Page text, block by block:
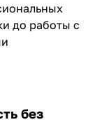
до работы с
без